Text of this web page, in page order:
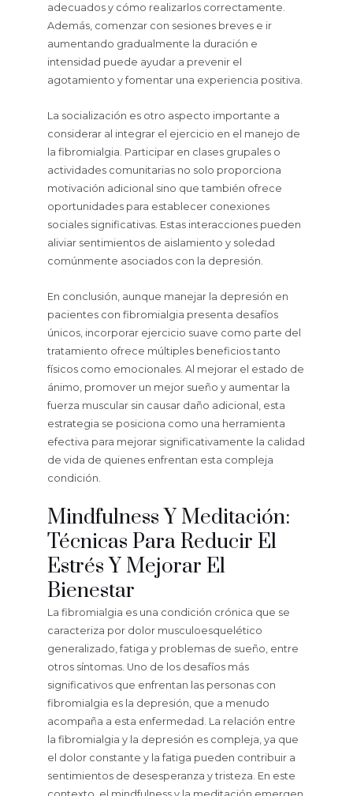
adecuados y cómo realizarlos correctamente.
Además, comenzar con sesiones breves e ir
aumentando gradualmente la duración e
intensidad puede ayudar a prevenir el
agotamiento y fomentar una experiencia positiva.
La socialización es otro aspecto importante a
considerar al integrar el ejercicio en el manejo de
la fibromialgia. Participar en clases grupales o
actividades comunitarias no solo proporciona
motivación adicional sino que también ofrece
oportunidades para establecer conexiones
sociales significativas. Estas interacciones pueden
aliviar sentimientos de aislamiento y soledad
comúnmente asociados con la depresión.
En conclusión, aunque manejar la depresión en
pacientes con fibromialgia presenta desafíos
únicos, incorporar ejercicio suave como parte del
tratamiento ofrece múltiples beneficios tanto
físicos como emocionales. Al mejorar el estado de
ánimo, promover un mejor sueño y aumentar la
fuerza muscular sin causar daño adicional, esta
estrategia se posiciona como una herramienta
efectiva para mejorar significativamente la calidad
de vida de quienes enfrentan esta compleja
condición.
Mindfulness Y Meditación:
Técnicas Para Reducir El
Estrés Y Mejorar El
Bienestar
La fibromialgia es una condición crónica que se
caracteriza por dolor musculoesquelético
generalizado, fatiga y problemas de sueño, entre
otros síntomas. Uno de los desafíos más
significativos que enfrentan las personas con
fibromialgia es la depresión, que a menudo
acompaña a esta enfermedad. La relación entre
la fibromialgia y la depresión es compleja, ya que
el dolor constante y la fatiga pueden contribuir a
sentimientos de desesperanza y tristeza. En este